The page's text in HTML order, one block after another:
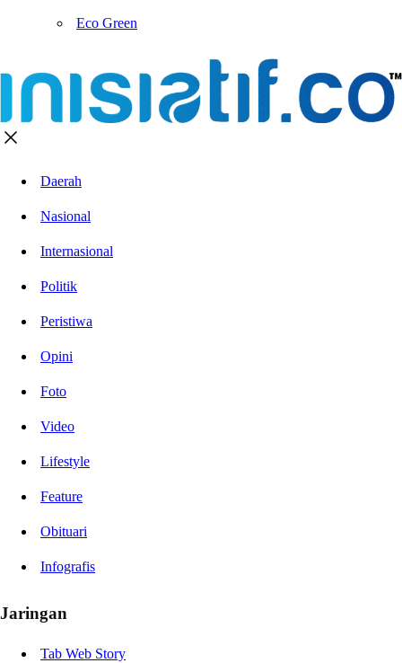
Eco Green
Daerah
Nasional
Internasional
Politik
Peristiwa
Opini
Foto
Video
Lifestyle
Feature
Obituari
Infografis
Jaringan
Tab Web Story